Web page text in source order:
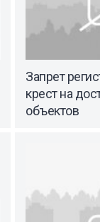
Запрет
крест на
объектов